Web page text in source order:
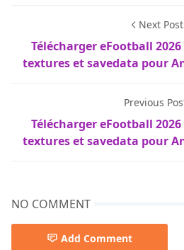
Next Post
Télécharger eFootball 2026
textures et savedata pour
Previous
Télécharger eFootball 2026
textures et savedata pour
NO COMMENT
Add Comment